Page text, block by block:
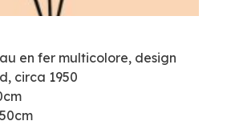
en fer multicolore, design
circa 1950